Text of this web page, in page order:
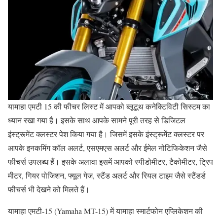
यामाहा एमटी 15 की फीचर लिस्ट में आपको ब्लूटूथ कनेक्टिविटी सिस्टम का
ध्यान रखा गया है। इसके साथ आपके सामने पूरी तरह से डिजिटल
इंस्ट्रूमेंट क्लस्टर पेश किया गया है। जिसमें इसके इंस्ट्रूमेंट क्लस्टर पर
आपके इनकमिंग कॉल अलर्ट, एसएमएस अलर्ट और ईमेल नोटिफिकेशन जैसे
फीचर्स उपलब्ध हैं। इसके अलावा इसमें आपको स्पीडोमीटर, टैकोमीटर, ट्रिप
मीटर, गियर पोजिशन, फ्यूल गेज, स्टैंड अलर्ट और रियल टाइम जैसे स्टैंडर्ड
फीचर्स भी देखने को मिलते हैं।
यामाहा एमटी-15 (Yamaha MT-15) में यामाहा स्मार्टफोन एप्लिकेशन की